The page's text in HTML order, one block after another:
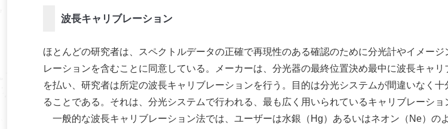
波長キャリブレーション
ほとんどの研究者は、スペクトルデータの正確で再現性のある確認のために分光計やイメー
レーションを含むことに同意している。メーカーは、分光器の最終位置決め最中に波長キャ
を払い、研究者は所定の波長キャリブレーションを行う。目的は分光システムが間違いなく
ることである。それは、分光システムで行われる、最も広く用いられているキャリブレーショ
一般的な波長キャリブレーション法では、ユーザーは水銀（Hg）あるいはネオン（Ne）の